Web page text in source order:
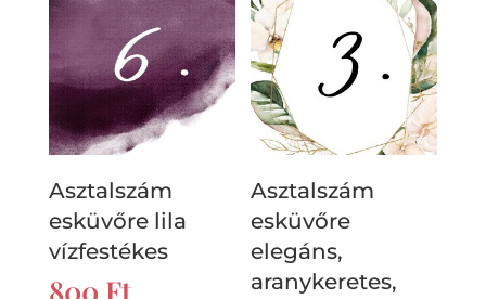
Asztalszám
esküvőre lila
vízfestékes
800 Ft
Asztalszám
esküvőre
elegáns,
aranykeretes,